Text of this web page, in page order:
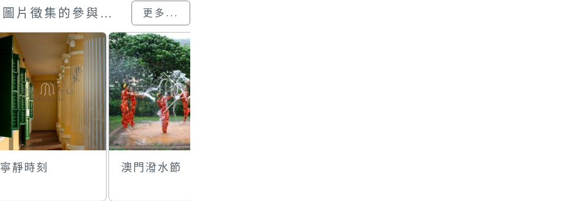
澳門回歸25載”攝影展圖片徵集的參與作品 更多...
寧靜時刻 澳門潑水節